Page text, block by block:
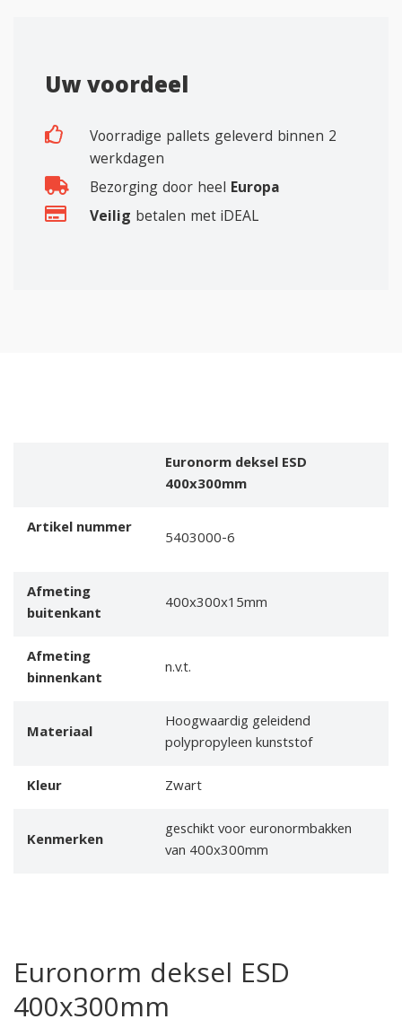
Uw voordeel
Voorradige pallets geleverd binnen 2
werkdagen
Bezorging door heel Europa
Veilig betalen met iDEAL
Euronorm deksel ESD
400x300mm
Artikel nummer
5403000-6
Afmeting
buitenkant
400x300x15mm
Afmeting
binnenkant
n.v.t.
Materiaal
Hoogwaardig geleidend
polypropyleen kunststof
Kleur
Zwart
Kenmerken
geschikt voor euronormbakken
van 400x300mm
Euronorm deksel ESD
400x300mm